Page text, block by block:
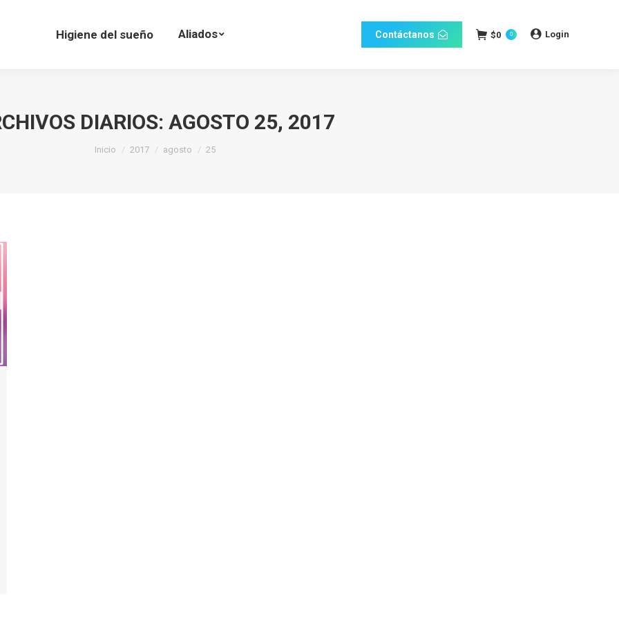
Higiene del sueño Aliados Contáctanos $0 0 Login
DIARIOS: AGOSTO 25, 2017
Estás aquí:
Inicio 2017 agosto 25